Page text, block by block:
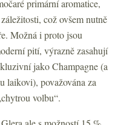
primární aromatice,
což ovšem nutně
Možná i proto jsou
pití, výrazně zasahují
jako Champagne (a
laikovi), považována za
volbu“.